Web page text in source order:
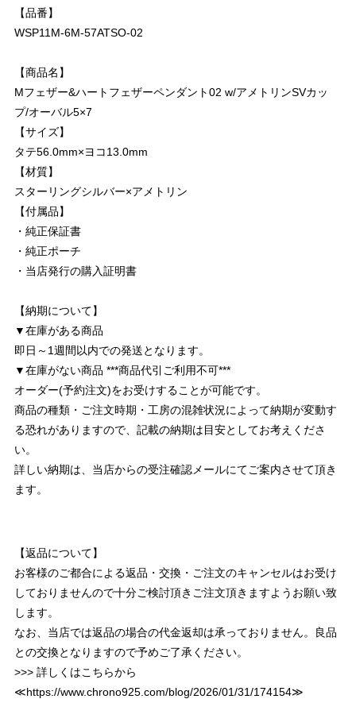
【品番】
WSP11M-6M-57ATSO-02
【商品名】
Mフェザー&ハートフェザーペンダント02 w/アメトリンSVカッ
プ/オーバル5×7
【サイズ】
タテ56.0mm×ヨコ13.0mm
【材質】
スターリングシルバー×アメトリン
【付属品】
・純正保証書
・純正ポーチ
・当店発行の購入証明書
【納期について】
▼在庫がある商品
即日～1週間以内での発送となります。
▼在庫がない商品 ***商品代引ご利用不可***
オーダー(予約注文)をお受けすることが可能です。
商品の種類・ご注文時期・工房の混雑状況によって納期が変動す
る恐れがありますので、記載の納期は目安としてお考えくださ
い。
詳しい納期は、当店からの受注確認メールにてご案内させて頂き
ます。
【返品について】
お客様のご都合による返品・交換・ご注文のキャンセルはお受け
しておりませんので十分ご検討頂きご注文頂きますようお願い致
します。
なお、当店では返品の場合の代金返却は承っておりません。良品
との交換となりますので予めご了承ください。
>>> 詳しくはこちらから
≪https://www.chrono925.com/blog/2026/01/31/174154≫